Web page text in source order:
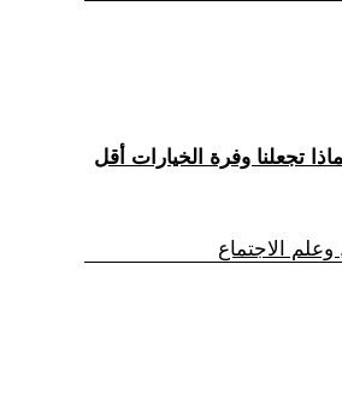
تجعلنا وفرة الخيارات أقل
الاجتماع